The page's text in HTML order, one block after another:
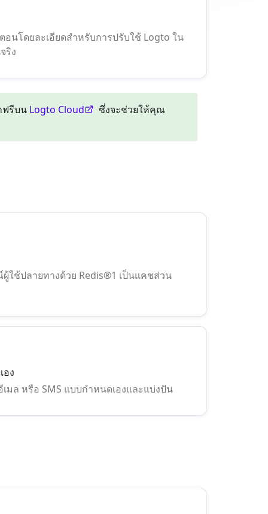
นโดยละเอียดสำหรับการปรับใช้ Logto ใน
ริง
ฟรีบน Logto Cloud ซึ่งจะช่วยให้คุณ
ใช้ปลายทางด้วย Redis®1 เป็นแคชส่วน
ง
มล หรือ SMS แบบกำหนดเองและแบ่งปัน